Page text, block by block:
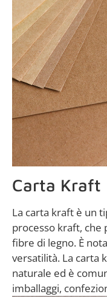
Carta Kraft
La carta kraft è un
processo kraft, che
fibre di legno. È
versatilità. La carta
naturale ed è
imballaggi,